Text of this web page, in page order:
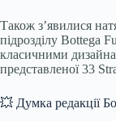
Також з’явилися
підрозділу Bottega
класичними
представленої 33
💥 Думка редакції